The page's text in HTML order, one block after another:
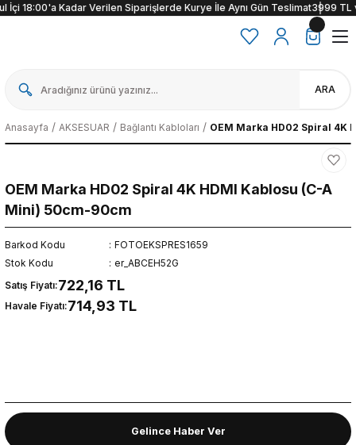
18:00'a Kadar Verilen Siparişlerde Kurye İle Aynı Gün Teslimat3999 TL
ARA
Anasayfa AKSESUAR Bağlantı Kabloları OEM Marka HD02 Spiral 4K
OEM Marka HD02 Spiral 4K HDMI Kablosu (C-A
Mini) 50cm-90cm
Barkod Kodu
FOTOEKSPRES1659
Stok Kodu
er_ABCEH52G
Satış Fiyatı:722,16 TL
Havale Fiyatı:714,93 TL
Gelince Haber Ver